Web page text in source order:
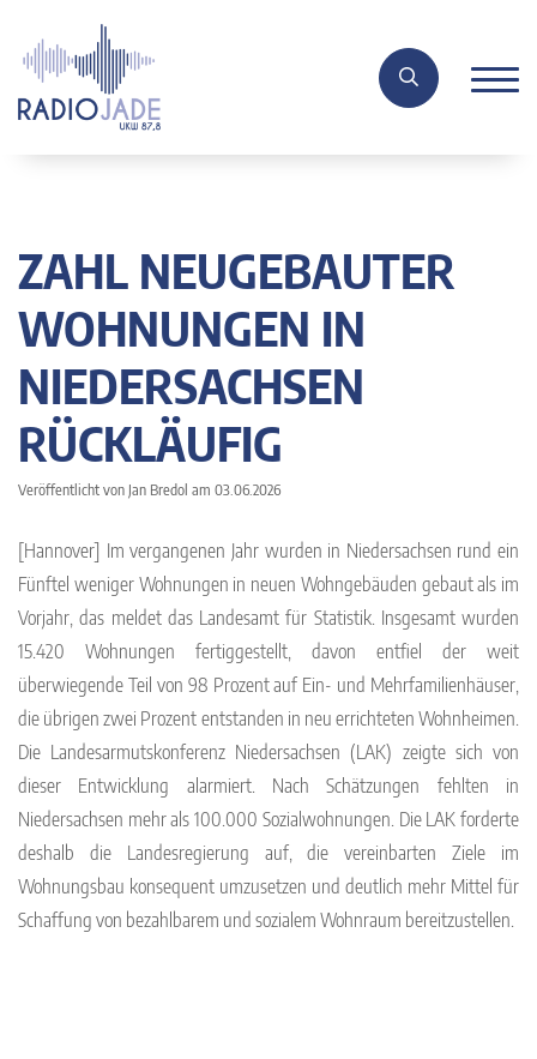
ZAHL NEUGEBAUTER
WOHNUNGEN IN
NIEDERSACHSEN
RÜCKLÄUFIG
Veröffentlicht von Jan Bredol am 03.06.2026
[Hannover] Im vergangenen Jahr wurden in Niedersachsen rund ein
Fünftel weniger Wohnungen in neuen Wohngebäuden gebaut als im
Vorjahr, das meldet das Landesamt für Statistik. Insgesamt wurden
15.420 Wohnungen fertiggestellt, davon entfiel der weit
überwiegende Teil von 98 Prozent auf Ein- und Mehrfamilienhäuser,
die übrigen zwei Prozent entstanden in neu errichteten Wohnheimen.
Die Landesarmutskonferenz Niedersachsen (LAK) zeigte sich von
dieser Entwicklung alarmiert. Nach Schätzungen fehlten in
Niedersachsen mehr als 100.000 Sozialwohnungen. Die LAK forderte
deshalb die Landesregierung auf, die vereinbarten Ziele im
Wohnungsbau konsequent umzusetzen und deutlich mehr Mittel für
Schaffung von bezahlbarem und sozialem Wohnraum bereitzustellen.